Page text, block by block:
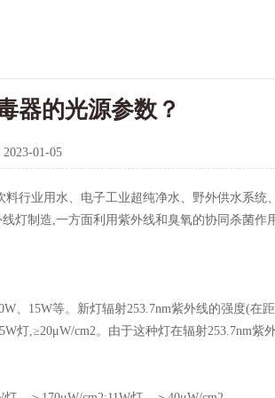
器的光源参数？
2023-01-05
行业用水、电子工业超纯净水、野外供水系统
灯制造,一方面利用紫外线和臭氧的协同杀菌作
15W等。新灯辐射253.7nm紫外线的强度(在距
灯,≥20μW/cm2。由于这种灯在辐射253.7nm紫